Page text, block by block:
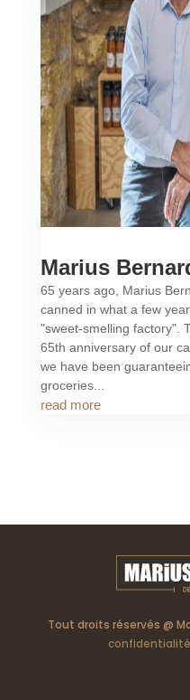
Marius
65 years ago, Marius
canned in what a few
"sweet-smelling factory".
65th anniversary of our
we have been
groceries...
read more
Tout droits réservés @
confidentialité